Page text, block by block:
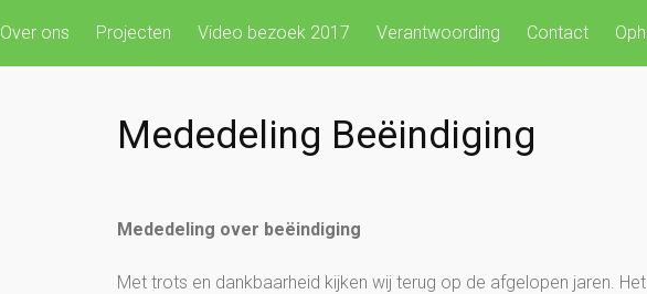
Over ons Projecten Video bezoek 2017 Verantwoording Contact
Mededeling Beëindiging
Mededeling over beëindiging
Met trots en dankbaarheid kijken wij terug op de afgelopen jaren.